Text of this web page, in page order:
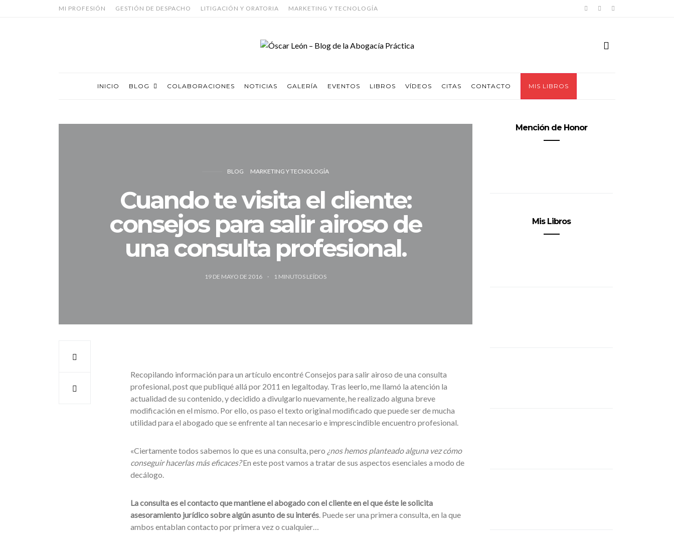
MI PROFESIÓN GESTIÓN DE DESPACHO LITIGACIÓN Y ORATORIA MARKETING Y TECNOLOGÍA
INICIO BLOG COLABORACIONES NOTICIAS GALERÍA EVENTOS LIBROS VÍDEOS CITAS CONTACTO MIS LIBROS
BLOG MARKETING Y TECNOLOGÍA
Cuando te visita el cliente:
consejos para salir airoso de
una consulta profesional.
19 DE MAYO DE 2016 1 MINUTOS LEÍDOS
Recopilando información para un artículo encontré Consejos para salir airoso de una consulta
profesional, post que publiqué allá por 2011 en legaltoday. Tras leerlo, me llamó la atención la
actualidad de su contenido, y decidido a divulgarlo nuevamente, he realizado alguna breve
modificación en el mismo. Por ello, os paso el texto original modificado que puede ser de mucha
utilidad para el abogado que se enfrente al tan necesario e imprescindible encuentro profesional.
«Ciertamente todos sabemos lo que es una consulta, pero ¿nos hemos planteado alguna vez cómo
conseguir hacerlas más eficaces?En este post vamos a tratar de sus aspectos esenciales a modo de
decálogo.
La consulta es el contacto que mantiene el abogado con el cliente en el que éste le solicita
asesoramiento jurídico sobre algún asunto de su interés. Puede ser una primera consulta, en la que
ambos entablan contacto por primera vez o cualquier…
Mención de Honor
Mis Libros